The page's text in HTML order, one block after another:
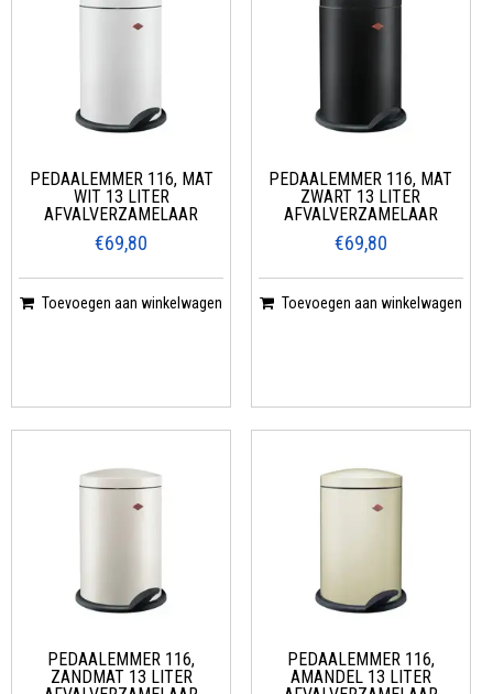
PEDAALEMMER 116, MAT
WIT 13 LITER
AFVALVERZAMELAAR
€69,80
Toevoegen aan winkelwagen
PEDAALEMMER 116, MAT
ZWART 13 LITER
AFVALVERZAMELAAR
€69,80
Toevoegen aan winkelwagen
PEDAALEMMER 116,
ZANDMAT 13 LITER
PEDAALEMMER 116,
AMANDEL 13 LITER